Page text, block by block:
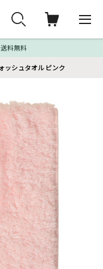
料無料
ッシュタオル ピンク